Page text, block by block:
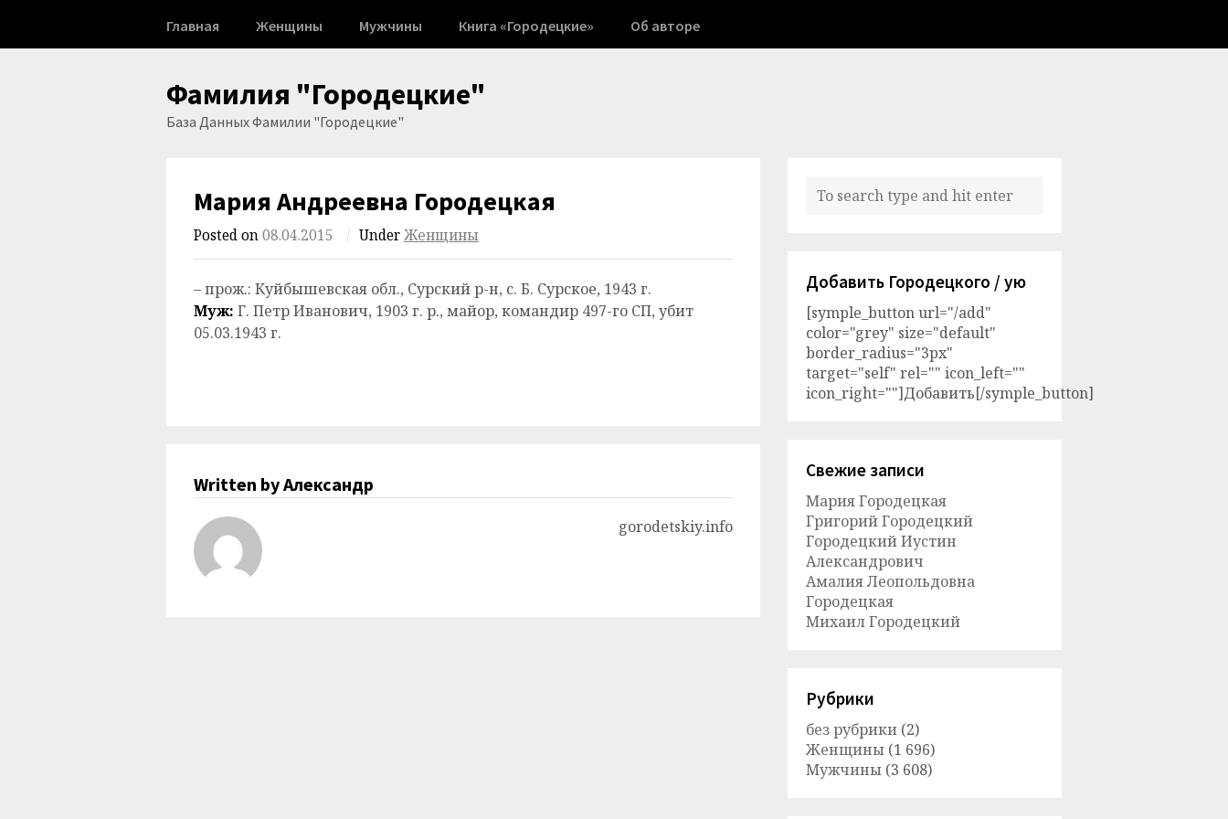
content
Главная Женщины Мужчины Книга «Городецкие» Об авторе
Фамилия "Городецкие"
База Данных Фамилии "Городецкие"
Мария Андреевна Городецкая
Posted on08.04.2015 / UnderЖенщины
– прож.: Куйбышевская обл., Сурский р-н, с. Б. Сурское, 1943 г.
Муж: Г. Петр Иванович, 1903 г. р., майор, командир 497-го СП, убит
05.03.1943 г.
Written by Александр
gorodetskiy.info
Добавить Городецкого / ую
[symple_button url="/add"
color="grey" size="default"
border_radius="3px"
target="self" rel="" icon_left=""
icon_right=""]Добавить[/symple_button]
Свежие записи
Мария Городецкая
Григорий Городецкий
Городецкий Иустин
Александрович
Амалия Леопольдовна
Городецкая
Михаил Городецкий
Рубрики
без рубрики (2)
Женщины (1 696)
Мужчины (3 608)